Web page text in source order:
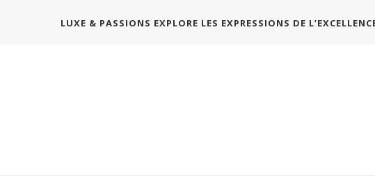
LUXE & PASSIONS EXPLORE LES EXPRESSIONS DE